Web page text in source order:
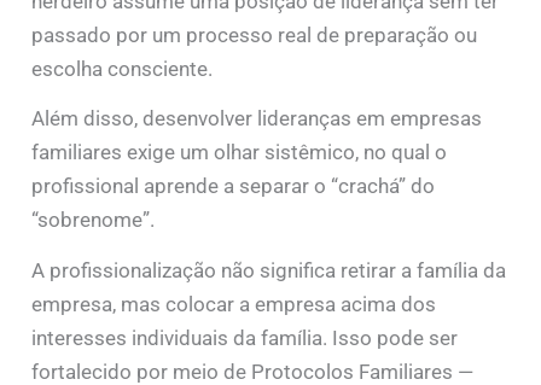
passado por um processo real de preparação ou
escolha consciente.
Além disso, desenvolver lideranças em empresas
familiares exige um olhar sistêmico, no qual o
profissional aprende a separar o “crachá” do
“sobrenome”.
A profissionalização não significa retirar a família da
empresa, mas colocar a empresa acima dos
interesses individuais da família. Isso pode ser
fortalecido por meio de Protocolos Familiares —